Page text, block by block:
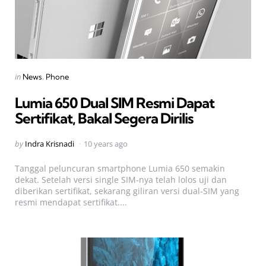
Categories
Posted
in News Phone
Lumia 650 Dual SIM Resmi Dapat
Sertifikat, Bakal Segera Dirilis
Posted
by Indra Krisnadi 10 years ago
Tanggal peluncuran smartphone Lumia 650 semakin
dekat. Setelah versi single SIM-nya telah lolos uji dan
diberikan sertifikat, sekarang giliran versi dual-SIM yang
resmi mendapat sertifikat....